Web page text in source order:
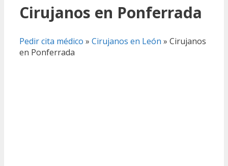
Cirujanos en Ponferrada
Pedir cita médico » Cirujanos en León » Cirujanos
en Ponferrada